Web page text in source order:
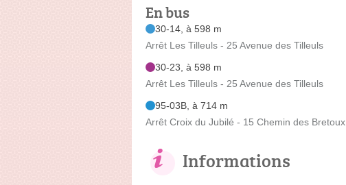
En bus
30-14, à 598 m
Arrêt Les Tilleuls - 25 Avenue des Tilleuls
30-23, à 598 m
Arrêt Les Tilleuls - 25 Avenue des Tilleuls
95-03B, à 714 m
Arrêt Croix du Jubilé - 15 Chemin des Bretoux
Informations